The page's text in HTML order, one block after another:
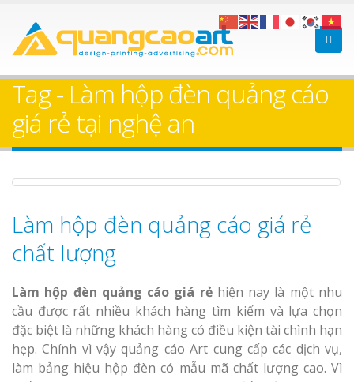
Tag - Làm hộp đèn quảng cáo
giá rẻ tại nghệ an
Làm hộp đèn quảng cáo giá rẻ
chất lượng
Làm hộp đèn quảng cáo giá rẻhiện nay là một nhu
cầu được rất nhiều khách hàng tìm kiếm và lựa chọn
đặc biệt là những khách hàng có điều kiện tài chình hạn
hẹp. Chính vì vậy quảng cáo Art cung cấp các dịch vụ,
làm bảng hiệu hộp đèn có mẫu mã chất lượng cao. Vì
Bảng gỗ treo cửa
Làm bảng hiệu gỗ tại
Biên Hòa
Làm bảng hiệu gỗ tại
Nghệ An
Làm bảng
Làm biển
Dương
Dương